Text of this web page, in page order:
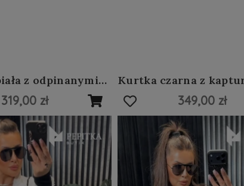
z odpinanymi
#45
319,00 zł
Kurtka czarna z
349,00 zł